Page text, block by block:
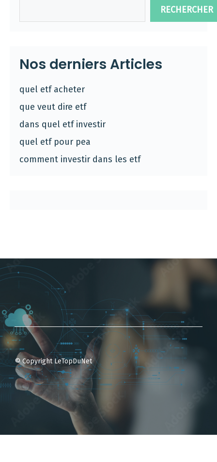
RECHERCHER
Nos derniers Articles
quel etf acheter
que veut dire etf
dans quel etf investir
quel etf pour pea
comment investir dans les etf
© Copyright LeTopDuNet